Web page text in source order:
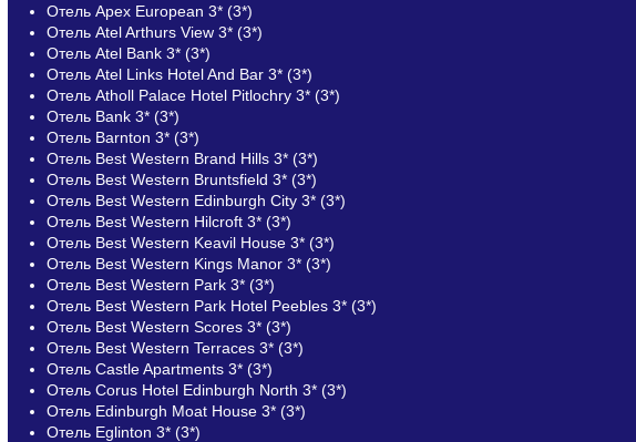
Отель Apex European 3* (3*)
Отель Atel Arthurs View 3* (3*)
Отель Atel Bank 3* (3*)
Отель Atel Links Hotel And Bar 3* (3*)
Отель Atholl Palace Hotel Pitlochry 3* (3*)
Отель Bank 3* (3*)
Отель Barnton 3* (3*)
Отель Best Western Brand Hills 3* (3*)
Отель Best Western Bruntsfield 3* (3*)
Отель Best Western Edinburgh City 3* (3*)
Отель Best Western Hilcroft 3* (3*)
Отель Best Western Keavil House 3* (3*)
Отель Best Western Kings Manor 3* (3*)
Отель Best Western Park 3* (3*)
Отель Best Western Park Hotel Peebles 3* (3*)
Отель Best Western Scores 3* (3*)
Отель Best Western Terraces 3* (3*)
Отель Castle Apartments 3* (3*)
Отель Corus Hotel Edinburgh North 3* (3*)
Отель Edinburgh Moat House 3* (3*)
Отель Eglinton 3* (3*)